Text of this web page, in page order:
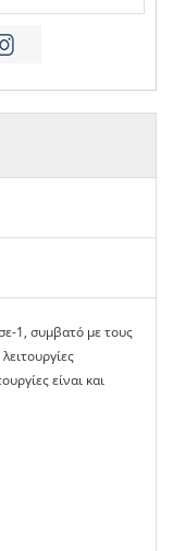
1, συμβατό με τους
είναι και